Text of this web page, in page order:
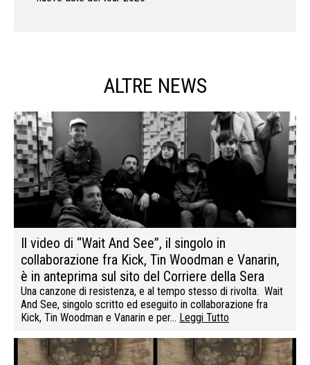
ALTRE NEWS
Il video di “Wait And See”, il singolo in
collaborazione fra Kick, Tin Woodman e Vanarin,
è in anteprima sul sito del Corriere della Sera
Una canzone di resistenza, e al tempo stesso di rivolta. Wait
And See, singolo scritto ed eseguito in collaborazione fra
Kick, Tin Woodman e Vanarin e per… Leggi Tutto